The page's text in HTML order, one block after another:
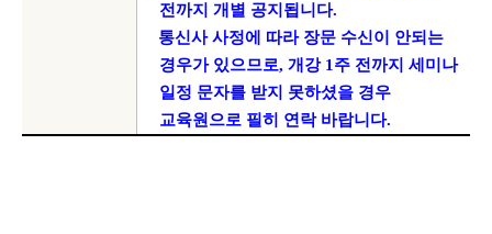
전까지 개별 공지됩니다.
통신사 사정에 따라 장문 수신이 안되는
경우가 있으므로, 개강 1주 전까지 세미나
일정 문자를 받지 못하셨을 경우
교육원으로 필히 연락 바랍니다.